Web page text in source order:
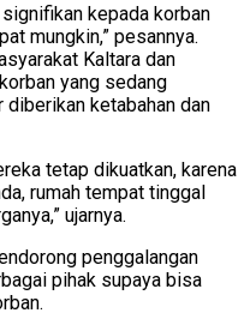
kepada korban
mungkin,” pesannya.
Kaltara dan
yang sedang
diberikan ketabahan dan
tetap dikuatkan, karena
rumah tempat tinggal
ujarnya.
penggalangan
pihak supaya bisa